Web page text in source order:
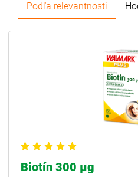
Podľa relevantnosti
Biotín 300 µg